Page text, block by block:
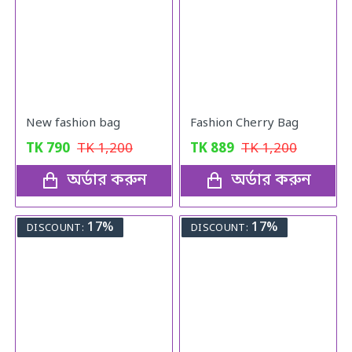
New fashion bag
TK 790 TK1,200
অর্ডার করুন
Fashion Cherry Bag
TK 889 TK1,200
অর্ডার করুন
DISCOUNT: 17% DISCOUNT: 17%